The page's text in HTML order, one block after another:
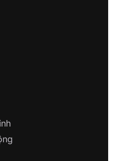
NGHỆ 4TU
Khóm Mỹ Thọ,
An Giang
LUMI CAO BẰNG
Hiến, TP. Cao